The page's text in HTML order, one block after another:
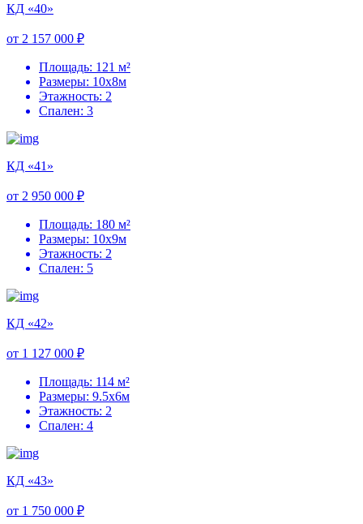
КД «40»
от 2 157 000 ₽
Площадь: 121 м²
Размеры: 10х8м
Этажность: 2
Спален: 3
КД «41»
от 2 950 000 ₽
Площадь: 180 м²
Размеры: 10х9м
Этажность: 2
Спален: 5
КД «42»
от 1 127 000 ₽
Площадь: 114 м²
Размеры: 9.5х6м
Этажность: 2
Спален: 4
КД «43»
от 1 750 000 ₽